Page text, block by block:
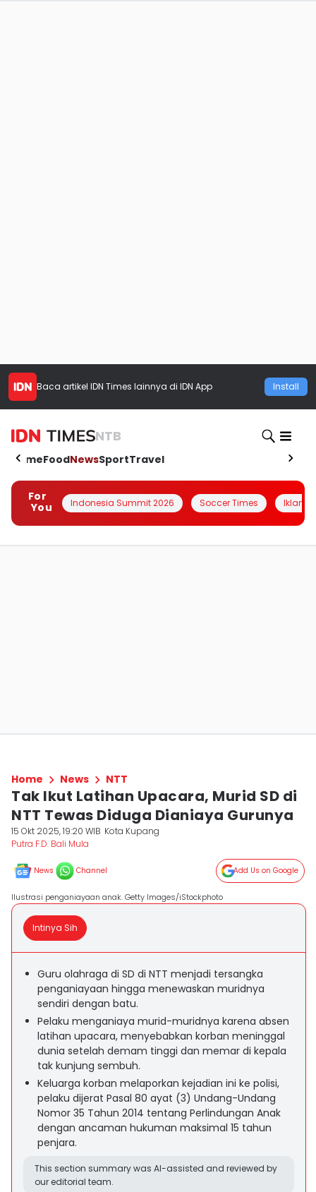
Baca artikel IDN Times lainnya di IDN App Install
NTB
HomeFoodNewsSportTravel
For
You
Indonesia Summit 2026 Soccer Times Iklanin
Home News NTT
Tak Ikut Latihan Upacara, Murid SD di
NTT Tewas Diduga Dianiaya Gurunya
15 Okt 2025, 19:20 WIB Kota Kupang
Putra F.D. Bali Mula
News Channel Add Us on Google
Ilustrasi penganiayaan anak. Getty Images/iStockphoto
Intinya Sih
Guru olahraga di SD di NTT menjadi tersangka
penganiayaan hingga menewaskan muridnya
sendiri dengan batu.
Pelaku menganiaya murid-muridnya karena absen
latihan upacara, menyebabkan korban meninggal
dunia setelah demam tinggi dan memar di kepala
tak kunjung sembuh.
Keluarga korban melaporkan kejadian ini ke polisi,
pelaku dijerat Pasal 80 ayat (3) Undang-Undang
Nomor 35 Tahun 2014 tentang Perlindungan Anak
dengan ancaman hukuman maksimal 15 tahun
penjara.
This section summary was AI-assisted and reviewed by
our editorial team.